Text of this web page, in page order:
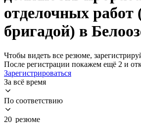
отделочных работ
бригадой) в
Чтобы видеть все резюме,
После регистрации покажем ещё 2 и
Зарегистрироваться
За всё время
По соответствию
20 резюме